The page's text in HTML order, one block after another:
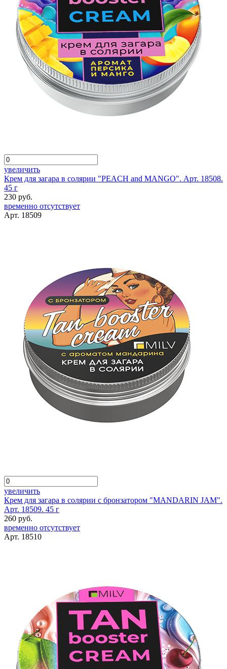
увеличить
Крем для загара в солярии "PEACH and MANGO". Арт. 18508.
45 г
230 руб.
временно отсутствует
Арт. 18509
увеличить
Крем для загара в солярии с бронзатором "MANDARIN JAM".
Арт. 18509. 45 г
260 руб.
временно отсутствует
Арт. 18510